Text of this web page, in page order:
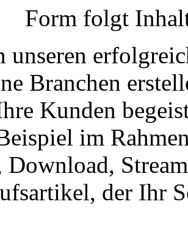
Form folgt
unseren
Branchen
Kunden
im
Download,
der Ihr